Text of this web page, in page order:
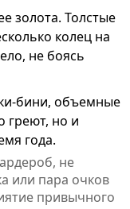
золота. Толстые
колец на
не боясь
бини, объемные
греют, но и
года.
не
или пара очков
привычного